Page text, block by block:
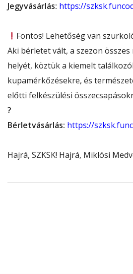
Jegyvásárlás: https://
Fontos! Lehetőség van
Aki bérletet vált, a szezon
helyét, köztük a kiemelt
kupamérkőzésekre, és
előtti felkészülési
?
Bérletvásárlás: https://
Hajrá, SZKSK! Hajrá, Miklósi